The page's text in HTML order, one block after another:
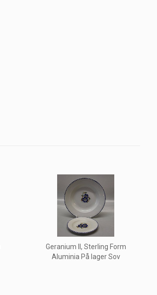
Geranium II, Sterling Form
Aluminia På lager Sov